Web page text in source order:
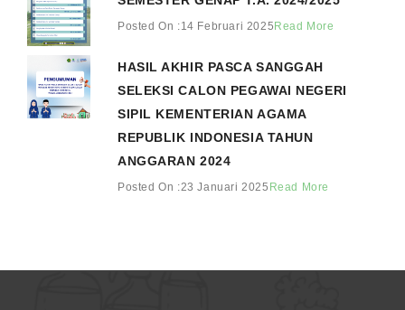
Posted On :14 Februari 2025Read More
HASIL AKHIR PASCA SANGGAH
SELEKSI CALON PEGAWAI NEGERI
SIPIL KEMENTERIAN AGAMA
REPUBLIK INDONESIA TAHUN
ANGGARAN 2024
Posted On :23 Januari 2025 Read More